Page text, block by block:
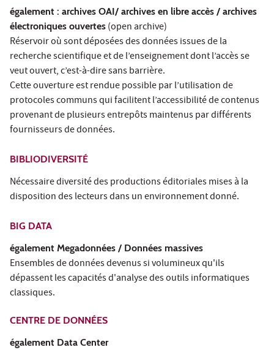
également : archives OAI/ archives en libre accès / archives
électroniques ouvertes (open archive)
Réservoir où sont déposées des données issues de la
recherche scientifique et de l’enseignement dont l’accès se
veut ouvert, c’est-à-dire sans barrière.
Cette ouverture est rendue possible par l’utilisation de
protocoles communs qui facilitent l’accessibilité de contenus
provenant de plusieurs entrepôts maintenus par différents
fournisseurs de données.
BIBLIODIVERSITÉ
Nécessaire diversité des productions éditoriales mises à la
disposition des lecteurs dans un environnement donné.
BIG DATA
également Megadonnées / Données massives
Ensembles de données devenus si volumineux qu'ils
dépassent les capacités d'analyse des outils informatiques
classiques.
CENTRE DE DONNÉES
également Data Center